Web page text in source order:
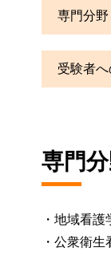
専門分野
受験者
専門
・地域看護
・公衆衛生